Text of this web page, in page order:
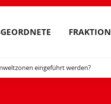
FRAKTION
eingeführt werden?